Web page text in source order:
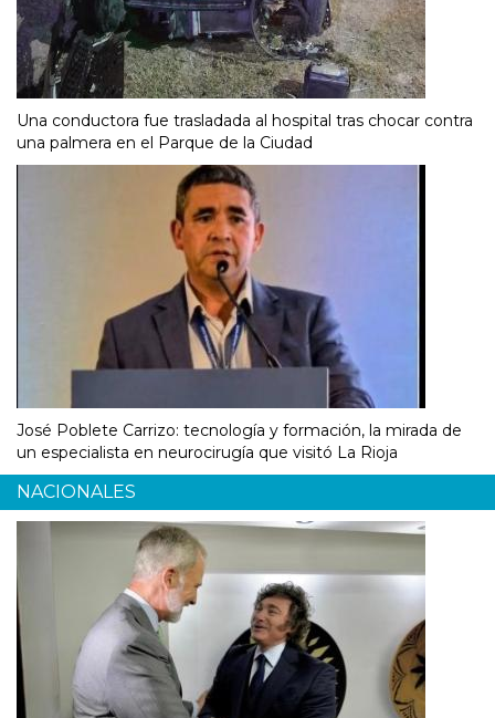
Una conductora fue trasladada al hospital tras chocar contra
una palmera en el Parque de la Ciudad
José Poblete Carrizo: tecnología y formación, la mirada de
un especialista en neurocirugía que visitó La Rioja
NACIONALES